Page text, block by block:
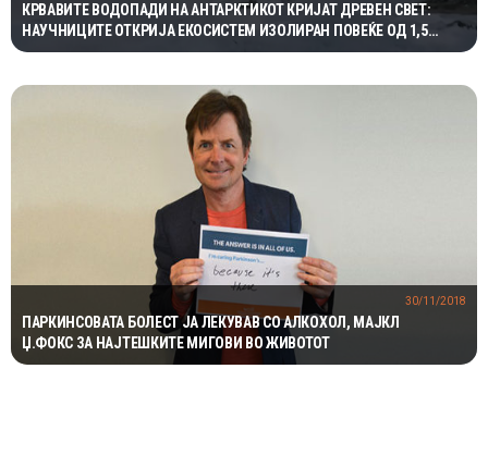
КРВАВИТЕ ВОДОПАДИ НА АНТАРКТИКОТ КРИЈАТ ДРЕВЕН СВЕТ:
НАУЧНИЦИТЕ ОТКРИЈА ЕКОСИСТЕМ ИЗОЛИРАН ПОВЕЌЕ ОД 1,5
МИЛИОНИ ГОДИНИ
ПАРКИНСОВАТА БОЛЕСТ ЈА ЛЕКУВАВ СО АЛКОХОЛ, МАЈКЛ
Џ.ФОКС ЗА НАЈТЕШКИТЕ МИГОВИ ВО ЖИВОТОТ
30/11/2018